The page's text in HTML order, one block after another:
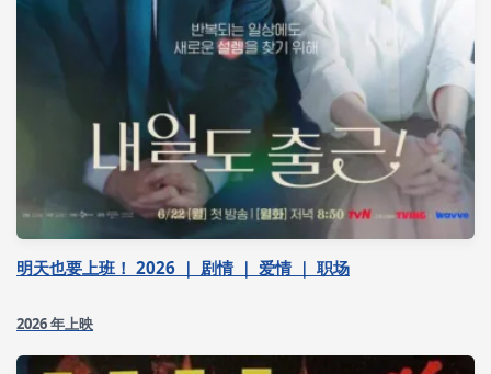
明天也要上班！ 2026 ｜ 剧情 ｜ 爱情 ｜ 职场
2026 年上映